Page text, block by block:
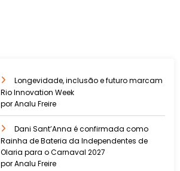
Longevidade, inclusão e futuro marcam
Rio Innovation Week
por Analu Freire
Dani Sant’Anna é confirmada como
Rainha de Bateria da Independentes de
Olaria para o Carnaval 2027
por Analu Freire